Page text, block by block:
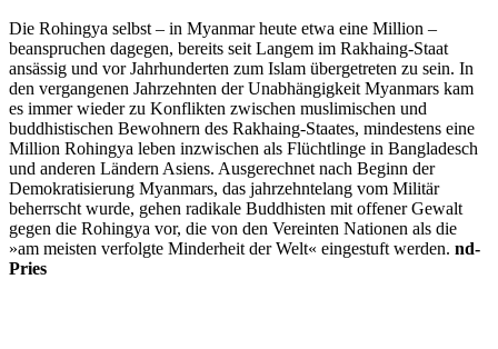
Die Rohingya selbst – in Myanmar heute etwa eine Million –
beanspruchen dagegen, bereits seit Langem im Rakhaing-Staat
ansässig und vor Jahrhunderten zum Islam übergetreten zu sein. In
den vergangenen Jahrzehnten der Unabhängigkeit Myanmars kam
es immer wieder zu Konflikten zwischen muslimischen und
buddhistischen Bewohnern des Rakhaing-Staates, mindestens eine
Million Rohingya leben inzwischen als Flüchtlinge in Bangladesch
und anderen Ländern Asiens. Ausgerechnet nach Beginn der
Demokratisierung Myanmars, das jahrzehntelang vom Militär
beherrscht wurde, gehen radikale Buddhisten mit offener Gewalt
gegen die Rohingya vor, die von den Vereinten Nationen als die
»am meisten verfolgte Minderheit der Welt« eingestuft werden. nd-
Pries